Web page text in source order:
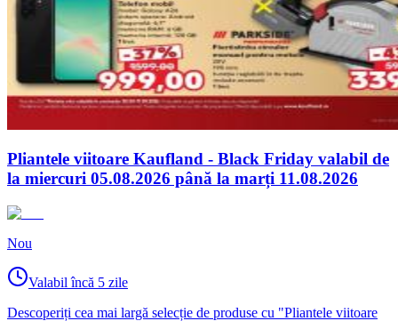
Pliantele viitoare Kaufland - Black Friday valabil de
la miercuri 05.08.2026 până la marți 11.08.2026
Nou
Valabil încă 5 zile
Descoperiți cea mai largă selecție de produse cu "Pliantele viitoare